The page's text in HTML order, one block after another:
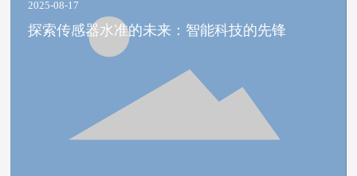
2025-08-17
探索传感器水准的未来：智能科技的先锋